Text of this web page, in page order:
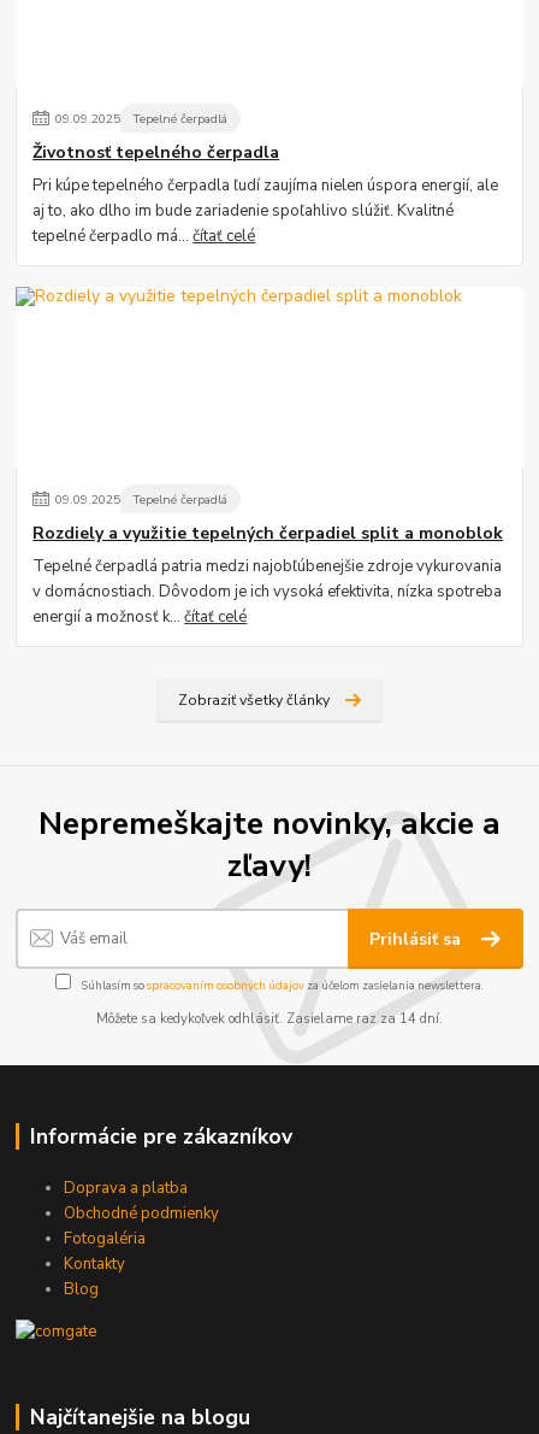
09.09.2025 Tepelné čerpadlá
Životnosť tepelného čerpadla
Pri kúpe tepelného čerpadla ľudí zaujíma nielen úspora energií, ale
aj to, ako dlho im bude zariadenie spoľahlivo slúžiť. Kvalitné
tepelné čerpadlo má...čítať celé
09.09.2025 Tepelné čerpadlá
Rozdiely a využitie tepelných čerpadiel split a monoblok
Tepelné čerpadlá patria medzi najobľúbenejšie zdroje vykurovania
v domácnostiach. Dôvodom je ich vysoká efektivita, nízka spotreba
energií a možnosť k...čítať celé
Zobraziť všetky články
Nepremeškajte novinky, akcie a
zľavy!
Prihlásiť sa
Súhlasím sospracovaním osobných údajov za účelom zasielania newslettera.
Môžete sa kedykoľvek odhlásiť. Zasielame raz za 14 dní.
Informácie pre zákazníkov
Doprava a platba
Obchodné podmienky
Fotogaléria
Kontakty
Blog
Najčítanejšie na blogu